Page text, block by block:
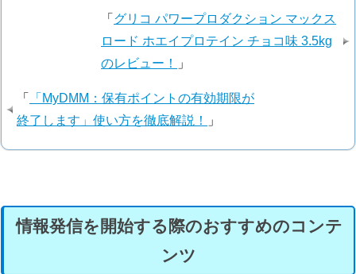
「 グリコ パワープロダクション マックス
ロード ホエイプロテイン チョコ味 3.5kg
のレビュー！
」
「
「MyDMM：保有ポイントの有効期限が
終了します」使い方を徹底解説！
」
情報発信を開始する際のおすすめのコンテ
ンツ